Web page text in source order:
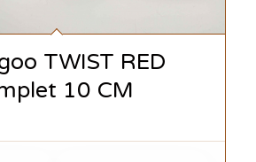
TWIST RED
10 CM